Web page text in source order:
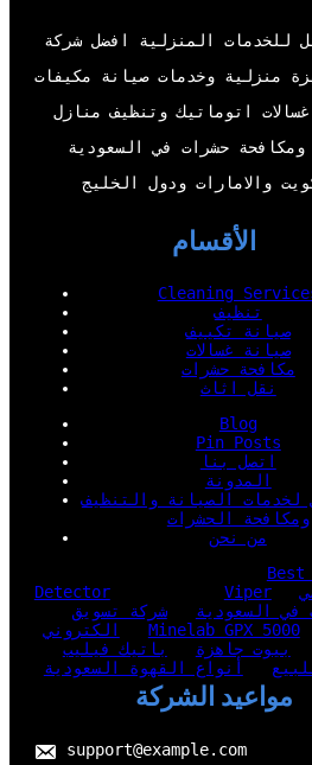
k n
للخدمات المنزلية افضل شركة
منزلية وخدمات صيانة مكيفات
اتوماتيك وتنظيف منازل
ومكافحة حشرات في السعودية
والامارات ودول الخليج
الأقسام
Cleaning
تنظيف
صيانة تكييف
صيانة غسالات
مكافحة حشرات
نقل اثاث
Blog
Pin Posts
اتصل بنا
المدونة
لخدمات الصيانة والتنظيف
ومكافحة الحشرات
من نحن
Best
Detector
Viper
في السعودية
شركة تسويق
الكتروني
Minelab GPX 5000
بيوت جاهزة
باتيك فيليب
أنواع القهوة السعودية
مواعيد الشركة
support@example.com